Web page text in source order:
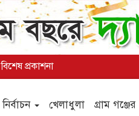
প্রকাশনা
নির্বাচন খেলাধুলা গ্রাম